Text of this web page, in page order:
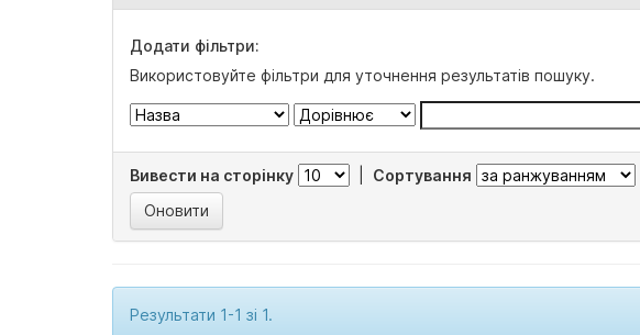
Додати фільтри:
Використовуйте фільтри для уточнення результатів пошуку.
Вивести на сторінку Сортування
Результати 1-1 зі 1.